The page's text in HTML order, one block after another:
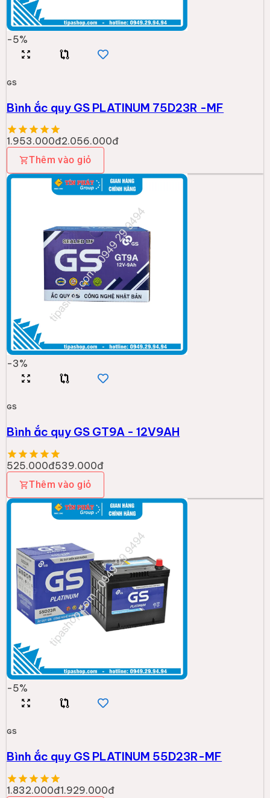
-5%
GS
Bình ắc quy GS PLATINUM 75D23R -MF
1.953.000đ2.056.000đ
Thêm vào giỏ
-3%
GS
Bình ắc quy GS GT9A - 12V9AH
525.000đ539.000đ
Thêm vào giỏ
-5%
GS
Bình ắc quy GS PLATINUM 55D23R-MF
1.832.000đ1.929.000đ